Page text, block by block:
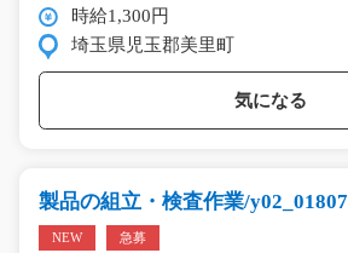
時給1,300円
埼玉県児玉郡美里町
気になる
製品の組立・検査作業/y02_01807
NEW 急募